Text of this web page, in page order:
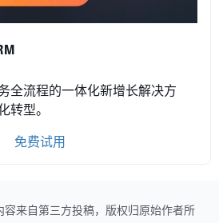
全流程的一体化新增长解决方
转型。
免费试用
容来自第三方投稿，版权归原始作者所